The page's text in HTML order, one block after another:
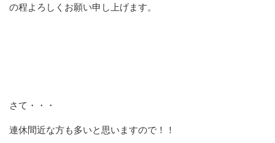
の程よろしくお願い申し上げます。
さて・・・
連休間近な方も多いと思いますので！！